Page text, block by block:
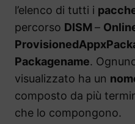
l’elenco di tutti i
percorso DISM –
Packagename.
visualizzato ha un
composto da più
che lo compongono.